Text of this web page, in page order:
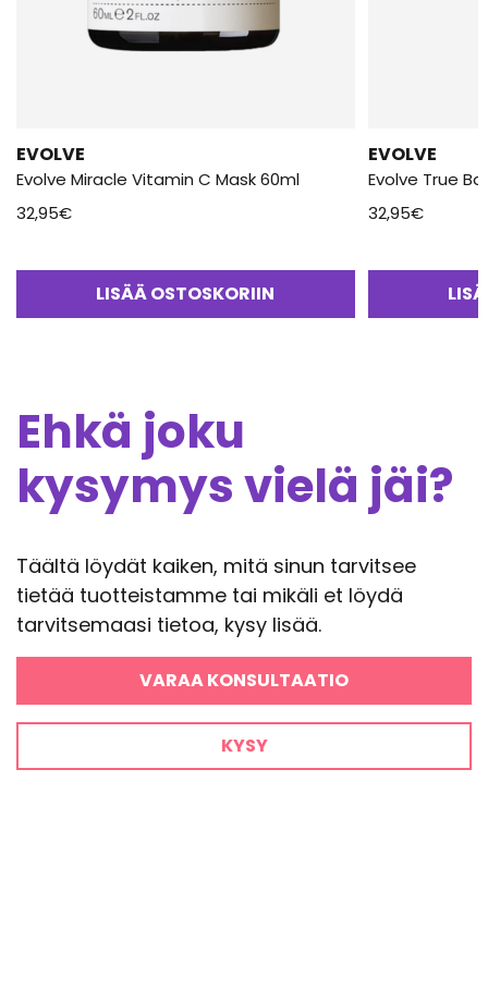
EVOLVE
Evolve Miracle Vitamin C Mask 60ml
32,95€
LISÄÄ OSTOSKORIIN
EVOLVE
Evolve True
32,95€
Ehkä joku
kysymys vielä jäi?
Täältä löydät kaiken, mitä sinun tarvitsee
tietää tuotteistamme tai mikäli et löydä
tarvitsemaasi tietoa, kysy lisää.
VARAA KONSULTAATIO
KYSY